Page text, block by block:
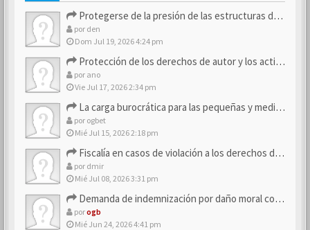
Protegerse de la presión de las estructuras de control
por den
Dom Jul 19, 2026 4:24 pm
Protección de los derechos de autor y los activos de marca
por ano
Vie Jul 17, 2026 2:34 pm
La carga burocrática para las pequeñas y medianas empresas
por ogbet
Mié Jul 15, 2026 2:18 pm
Fiscalía en casos de violación a los derechos de los consum…
por dmir
Mié Jul 08, 2026 3:31 pm
Demanda de indemnización por daño moral contra la empresa
porogb
Mié Jun 24, 2026 4:41 pm